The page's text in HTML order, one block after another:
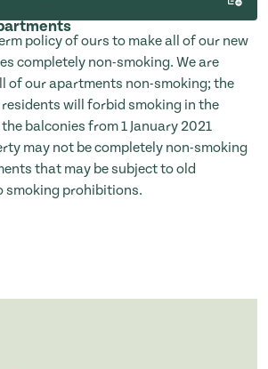
policy of ours to make all of our new
completely non-smoking. We are
of our apartments non-smoking; the
will forbid smoking in the
balconies from 1 January 2021
may not be completely non-smoking
that may be subject to old
smoking prohibitions.